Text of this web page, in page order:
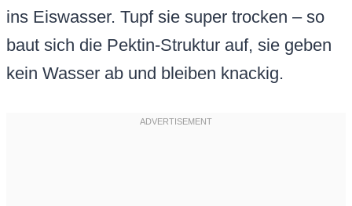
ins Eiswasser. Tupf sie super trocken – so
baut sich die Pektin-Struktur auf, sie geben
kein Wasser ab und bleiben knackig.